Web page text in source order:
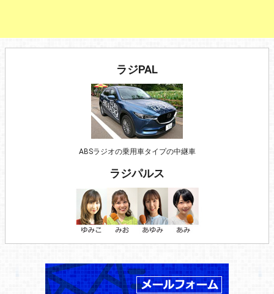
ラジPAL
ABSラジオの乗用車タイプの中継車
ラジパルス